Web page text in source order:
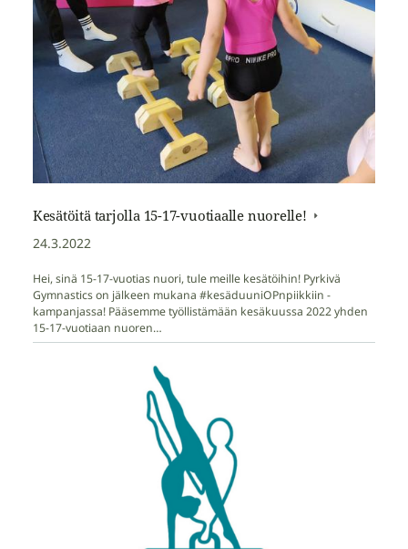
Kesätöitä tarjolla 15-17-vuotiaalle nuorelle!
24.3.2022
Hei, sinä 15-17-vuotias nuori, tule meille kesätöihin! Pyrkivä
Gymnastics on jälkeen mukana #kesäduuniOPnpiikkiin -
kampanjassa! Pääsemme työllistämään kesäkuussa 2022 yhden
15-17-vuotiaan nuoren…